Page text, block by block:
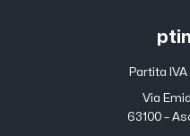
Partita
Via
63100 –